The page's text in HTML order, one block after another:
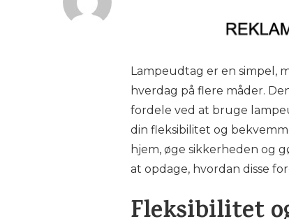
Lampeudtag er en simpel,
hverdag på flere måder.
fordele ved at bruge
din fleksibilitet og
hjem, øge sikkerheden og
at opdage, hvordan disse